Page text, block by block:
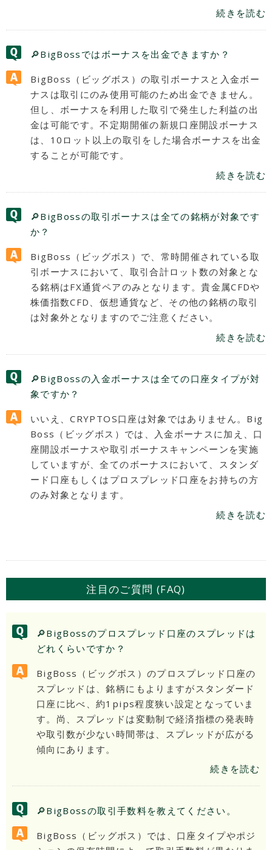
続きを読む
🔎BigBossではボーナスを出金できますか？
BigBoss（ビッグボス）の取引ボーナスと入金ボー
ナスは取引にのみ使用可能のため出金できません。
但し、ボーナスを利用した取引で発生した利益の出
金は可能です。不定期開催の新規口座開設ボーナス
は、10ロット以上の取引をした場合ボーナスを出金
することが可能です。
続きを読む
🔎BigBossの取引ボーナスは全ての銘柄が対象です
か？
BigBoss（ビッグボス）で、常時開催されている取
引ボーナスにおいて、取引合計ロット数の対象とな
る銘柄はFX通貨ペアのみとなります。貴金属CFDや
株価指数CFD、仮想通貨など、その他の銘柄の取引
は対象外となりますのでご注意ください。
続きを読む
🔎BigBossの入金ボーナスは全ての口座タイプが対
象ですか？
いいえ、CRYPTOS口座は対象ではありません。Big
Boss（ビッグボス）では、入金ボーナスに加え、口
座開設ボーナスや取引ボーナスキャンペーンを実施
していますが、全てのボーナスにおいて、スタンダ
ード口座もしくはプロスプレッド口座をお持ちの方
のみ対象となります。
続きを読む
注目のご質問 (FAQ)
🔎BigBossのプロスプレッド口座のスプレッドは
どれくらいですか？
BigBoss（ビッグボス）のプロスプレッド口座の
スプレッドは、銘柄にもよりますがスタンダード
口座に比べ、約1pips程度狭い設定となっていま
す。尚、スプレッドは変動制で経済指標の発表時
や取引数が少ない時間帯は、スプレッドが広がる
傾向にあります。
続きを読む
🔎BigBossの取引手数料を教えてください。
BigBoss（ビッグボス）では、口座タイプやポジ